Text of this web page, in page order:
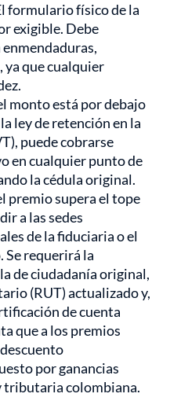
formulario físico de la
exigible. Debe
ya que cualquier
monto está por debajo
ley de retención en la
puede cobrarse
en cualquier punto de
la cédula original.
premio supera el tope
a las sedes
de la fiduciaria o el
Se requerirá la
de ciudadanía original,
(RUT) actualizado y,
de cuenta
que a los premios
por ganancias
tributaria colombiana.